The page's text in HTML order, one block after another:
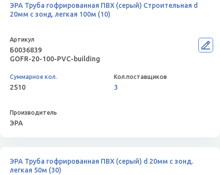
ЭРА Труба гофрированная ПВХ (серый) Строительная d
20мм с зонд. легкая 100м (10)
Б0036839
GOFR-20-100-PVС-building
2510 3
ЭРА
ЭРА Труба гофрированная ПВХ (серый) d 20мм с зонд.
легкая 50м (30)